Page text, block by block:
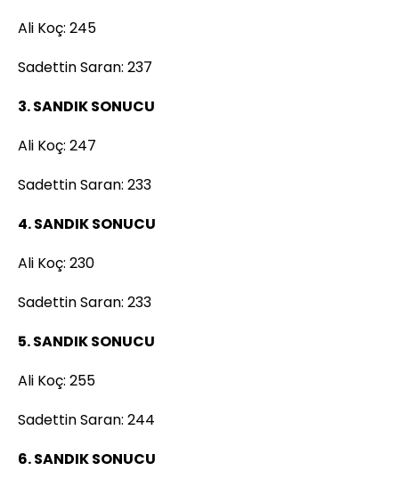
Ali Koç: 245
Sadettin Saran: 237
3. SANDIK SONUCU
Ali Koç: 247
Sadettin Saran: 233
4. SANDIK SONUCU
Ali Koç: 230
Sadettin Saran: 233
5. SANDIK SONUCU
Ali Koç: 255
Sadettin Saran: 244
6. SANDIK SONUCU